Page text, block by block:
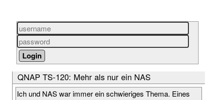
QNAP TS-120: Mehr als nur ein NAS
Ich und NAS war immer ein schwieriges Thema. Eines